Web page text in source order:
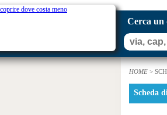
Cerca
HOME >
Scheda